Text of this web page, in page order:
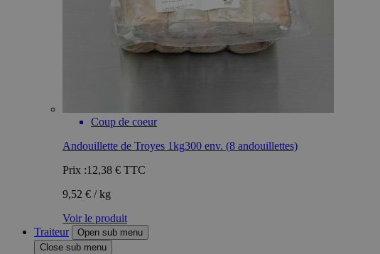
Coup de coeur
Andouillette de Troyes 1kg300 env. (8 andouillettes)
Prix :12,38 € TTC
9,52 € / kg
Voir le produit
Traiteur
Open sub menu
Close sub menu